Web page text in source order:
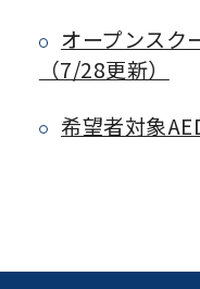
オープンスク
（7/28更新）
希望者対象